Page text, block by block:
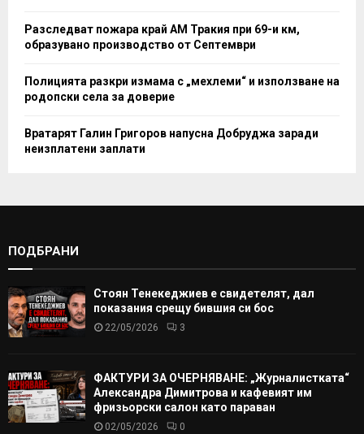
Разследват пожара край АМ Тракия при 69-и км,
образувано производство от Септември
Полицията разкри измама с „мехлеми“ и използване на
родопски села за доверие
Вратарят Галин Григоров напусна Добруджа заради
неизплатени заплати
ПОДБРАНИ
Стоян Тенекеджиев е свидетелят, дал
показания срещу бившия си бос
22/05/2026 3
ФАКТУРИ ЗА ОЧЕРНЯВАНЕ: „Журналистката“
Александра Димитрова и кафевият им
фризьорски салон като параван
02/05/2026 0